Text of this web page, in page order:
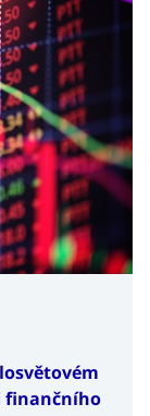
finančního